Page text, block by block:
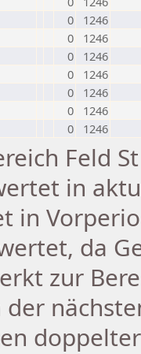
0
1246
0
1246
0
1246
0
1246
0
1246
0
1246
0 1246
Feld
in
in
da
zur
der